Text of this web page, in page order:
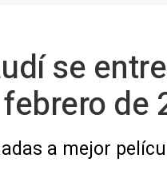
se
de
a mejor